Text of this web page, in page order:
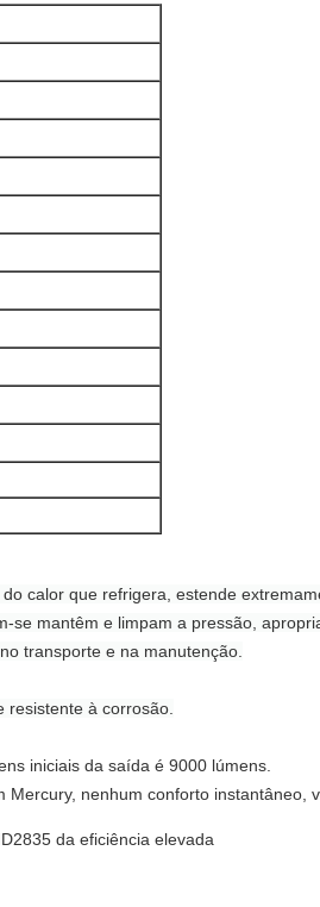
calor que refrigera, estende
mantêm e limpam a pressão,
transporte e na manutenção.
à corrosão.
iniciais da saída é 9000 lúmens.
Mercury, nenhum conforto instantâneo,